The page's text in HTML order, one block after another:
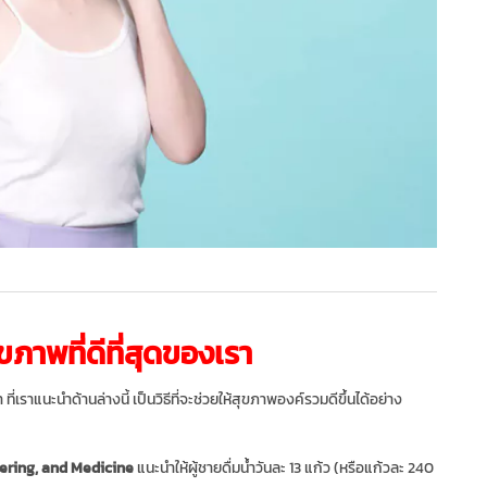
ภาพที่ดีที่สุดของเรา
เราแนะนำด้านล่างนี้ เป็นวิธีที่จะช่วยให้สุขภาพองค์รวมดีขึ้นได้อย่าง
and Medicine แนะนำให้ผู้ชายดื่มน้ำวันละ 13 แก้ว (หรือแก้วละ 240